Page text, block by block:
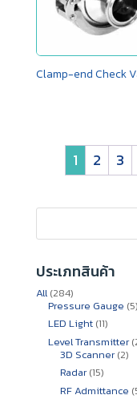
Clamp-end Check
1 2 3
ประเภทสินค้า
All 284284
สินค้า
Pressure Gauge 55
LED Light 1111
สินค้า
Level Transmitter
3D Scanner 22
Radar 1515
สินค้า
RF Admittance